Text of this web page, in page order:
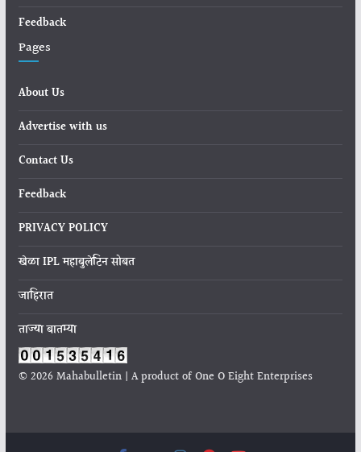
Feedback
Pages
About Us
Advertise with us
Contact Us
Feedback
PRIVACY POLICY
खेळा IPL महाबुलेटिन सोबत
जाहिरात
ताज्या बातम्या
© 2026 Mahabulletin | A product of One O Eight Enterprises